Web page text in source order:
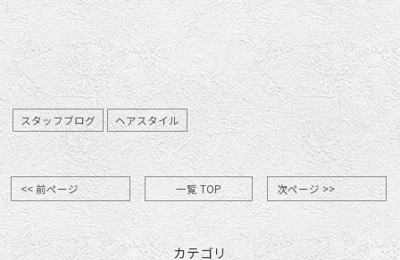
スタッフブログ ヘアスタイル
<< 前ページ 一覧 TOP 次ページ >>
カテゴリ